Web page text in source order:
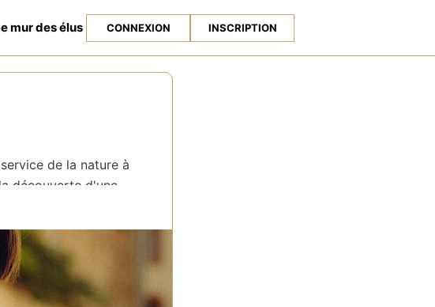
mur des élus CONNEXION INSCRIPTION
de la nature à
découverte d'une
des accessoires
de mode qui les
cesse renouvelées afin